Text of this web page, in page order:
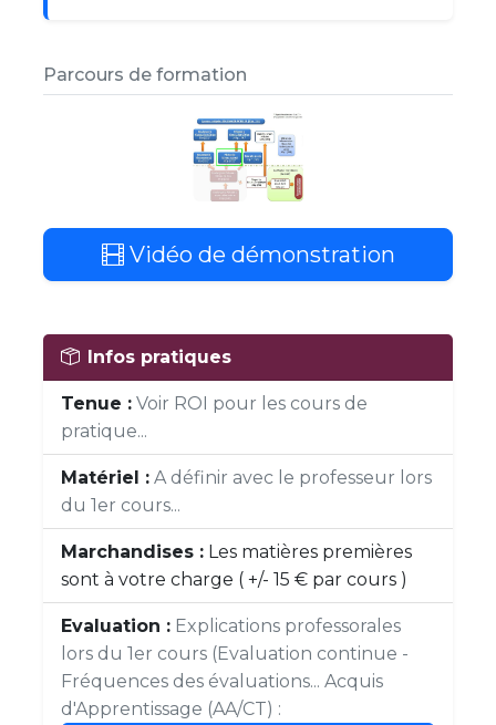
Parcours de formation
Vidéo de démonstration
Infos pratiques
Tenue : Voir ROI pour les cours de
pratique...
Matériel : A définir avec le professeur lors
du 1er cours...
Marchandises : Les matières premières
sont à votre charge ( +/- 15 € par cours )
Evaluation : Explications professorales
lors du 1er cours (Evaluation continue -
Fréquences des évaluations... Acquis
d'Apprentissage (AA/CT) :